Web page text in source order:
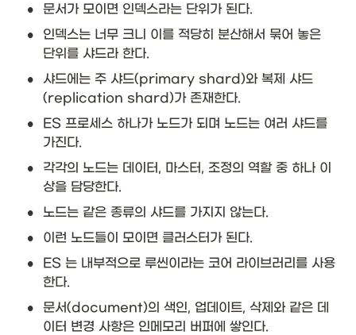
• 문서가 모이면 인덱스라는 단위가 된다.
•
인덱스는 너무 크니 이를 적당히 분산해서 묶어 놓은
단위를 샤드라 한다.
•
샤드에는 주 샤드(primary shard)와 복제 샤드
(replication shard)가 존재한다.
•
ES 프로세스 하나가 노드가 되며 노드는 여러 샤드를
가진다.
•
각각의 노드는 데이터, 마스터, 조정의 역할 중 하나 이
상을 담당한다.
• 노드는 같은 종류의 샤드를 가지지 않는다.
• 이런 노드들이 모이면 클러스터가 된다.
•
ES 는 내부적으로 루씬이라는 코어 라이브러리를 사용
한다.
•
문서(document)의 색인, 업데이트, 삭제와 같은 데
이터 변경 사항은 인메모리 버퍼에 쌓인다.